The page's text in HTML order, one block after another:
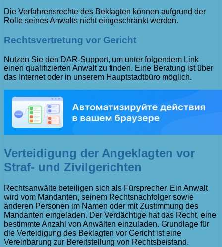
Die Verfahrensrechte des Beklagten können aufgrund der
Rolle seines Anwalts nicht eingeschränkt werden.
Rechtsvertretung vor Gericht
Nutzen Sie den DAR-Support, um unter folgendem Link
einen qualifizierten Anwalt zu finden. Eine Beratung ist über
das Internet oder in unserem Hauptstadtbüro möglich.
Verteidigung der Angeklagten vor
Straf- und Zivilgerichten
Rechtsanwälte beteiligen sich als Fürsprecher. Ein Anwalt
wird vom Mandanten, seinem Rechtsnachfolger sowie
anderen Personen im Namen oder mit Zustimmung des
Mandanten eingeladen. Der Verdächtige hat das Recht, eine
bestimmte Anzahl von Anwälten einzuladen. Grundlage für
die Verteidigung des Beklagten vor Gericht ist eine
Vereinbarung zur Bereitstellung von Rechtsbeistand.